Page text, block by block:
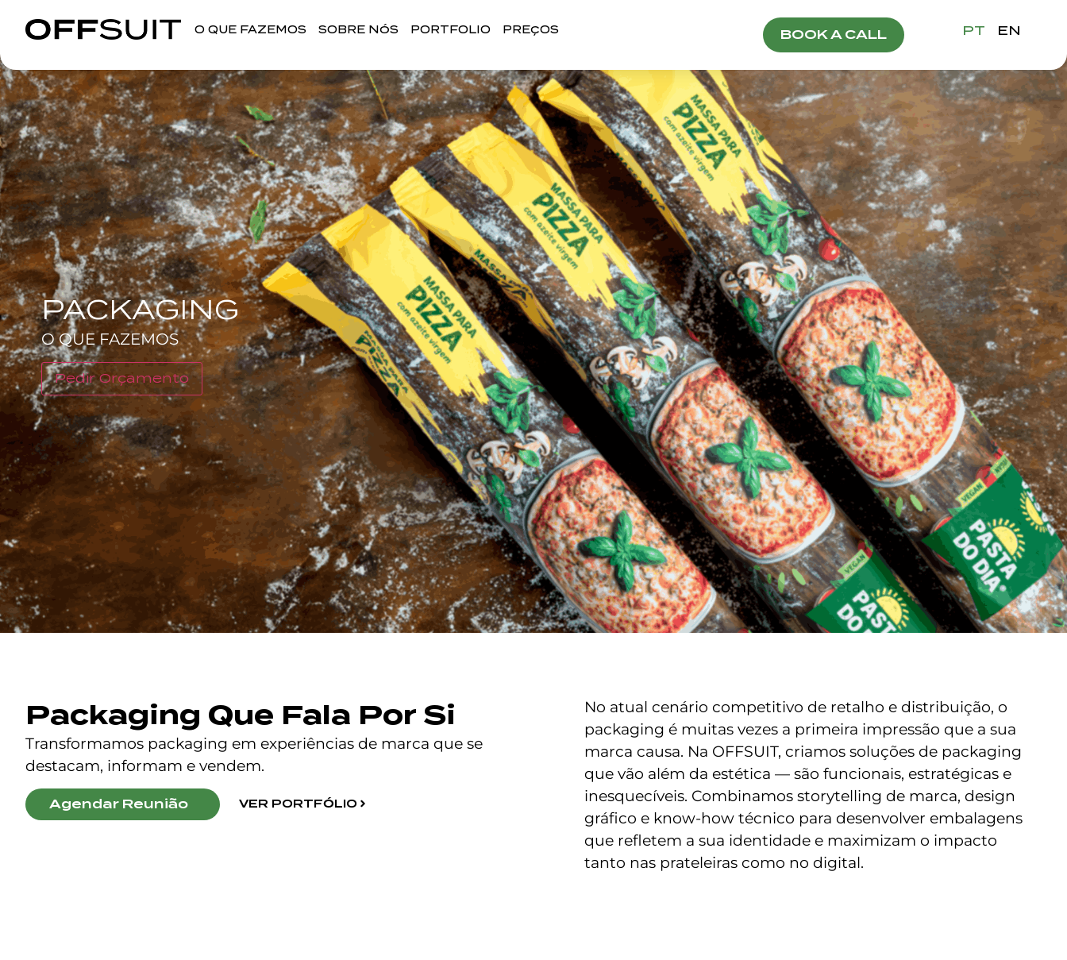
O QUE FAZEMOS SOBRE NÓS PORTFOLIO PREÇOS BOOK A CALL PT EN
PACKAGING
O QUE FAZEMOS
Pedir Orçamento
Packaging Que Fala Por Si
Transformamos packaging em experiências de marca que se
destacam, informam e vendem.
Agendar Reunião VER PORTFÓLIO
No atual cenário competitivo de retalho e distribuição, o
packaging é muitas vezes a primeira impressão que a sua
marca causa. Na OFFSUIT, criamos soluções de packaging
que vão além da estética — são funcionais, estratégicas e
inesquecíveis. Combinamos storytelling de marca, design
gráfico e know-how técnico para desenvolver embalagens
que refletem a sua identidade e maximizam o impacto
tanto nas prateleiras como no digital.